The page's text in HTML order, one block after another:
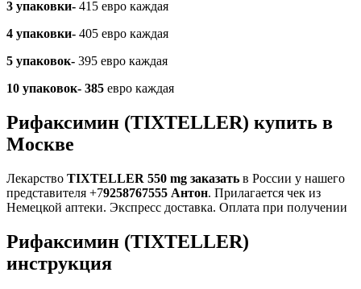
3 упаковки- 415 евро каждая
4 упаковки- 405 евро каждая
5 упаковок- 395 евро каждая
10 упаковок- 385 евро каждая
Рифаксимин (TIXTELLER) купить в
Москве
Лекарство TIXTELLER 550 mg заказать в России у нашего
представителя +79258767555 Антон. Прилагается чек из
Немецкой аптеки. Экспресс доставка. Оплата при получении
Рифаксимин (TIXTELLER)
инструкция